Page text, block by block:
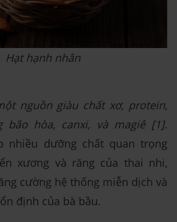
Hạt hạnh nhân
nguồn giàu chất xơ, protein,
bão hòa, canxi, và magiê [1].
nhiều dưỡng chất quan trọng
xương và răng của thai nhi,
cường hệ thống miễn dịch và
định của bà bầu.